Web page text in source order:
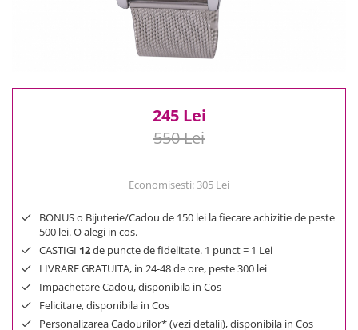
300 Lei - 500 Lei
245 Lei
550 Lei
Economisesti:305 Lei
BONUS o Bijuterie/Cadou de 150 lei la fiecare achizitie de peste
500 lei. O alegi in cos.
CASTIGI 12de puncte de fidelitate. 1 punct = 1 Lei
LIVRARE GRATUITA, in 24-48 de ore, peste 300 lei
Impachetare Cadou, disponibila in Cos
Felicitare, disponibila in Cos
Personalizarea Cadourilor* (vezi detalii), disponibila in Cos